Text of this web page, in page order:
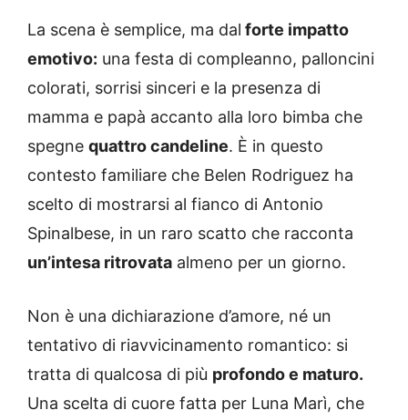
La scena è semplice, ma dal forte impatto
emotivo: una festa di compleanno, palloncini
colorati, sorrisi sinceri e la presenza di
mamma e papà accanto alla loro bimba che
spegne quattro candeline. È in questo
contesto familiare che Belen Rodriguez ha
scelto di mostrarsi al fianco di Antonio
Spinalbese, in un raro scatto che racconta
un’intesa ritrovata almeno per un giorno.
Non è una dichiarazione d’amore, né un
tentativo di riavvicinamento romantico: si
tratta di qualcosa di più profondo e maturo.
Una scelta di cuore fatta per Luna Marì, che